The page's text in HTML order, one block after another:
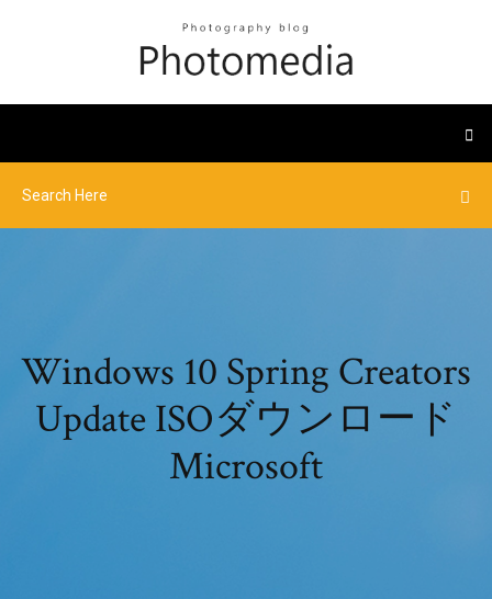
Windows 10 Spring Creators
Update ISOダウンロード
Microsoft